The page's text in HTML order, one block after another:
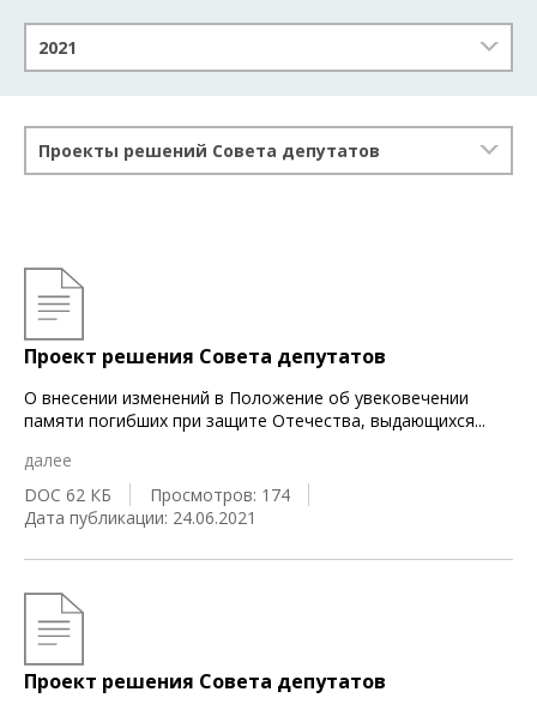
2021
Проекты решений Совета депутатов
Проект решения Совета депутатов
О внесении изменений в Положение об увековечении
памяти погибших при защите Отечества, выдающихся...
далее
DOC 62 КБ
Просмотров: 174
Дата публикации: 24.06.2021
Проект решения Совета депутатов